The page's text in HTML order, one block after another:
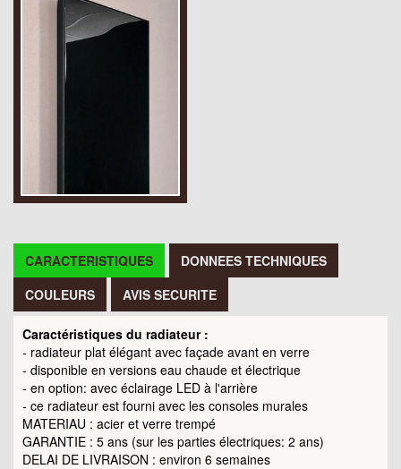
CARACTERISTIQUES
DONNEES TECHNIQUES
COULEURS
AVIS SECURITE
Caractéristiques du radiateur :
- radiateur plat élégant avec façade avant en verre
- disponible en versions eau chaude et électrique
- en option: avec éclairage LED à l'arrière
- ce radiateur est fourni avec les consoles murales
MATERIAU : acier et verre trempé
GARANTIE : 5 ans (sur les parties électriques: 2 ans)
DELAI DE LIVRAISON : environ 6 semaines